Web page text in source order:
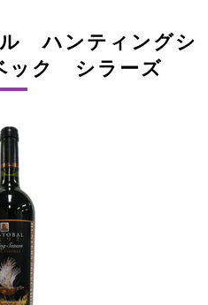
ハンティングシ
ック シラーズ